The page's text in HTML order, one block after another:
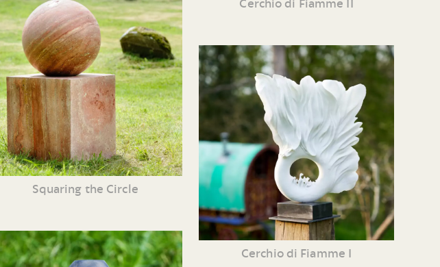
Squaring the Circle
Cerchio di Fiamme II
Cerchio di Fiamme I